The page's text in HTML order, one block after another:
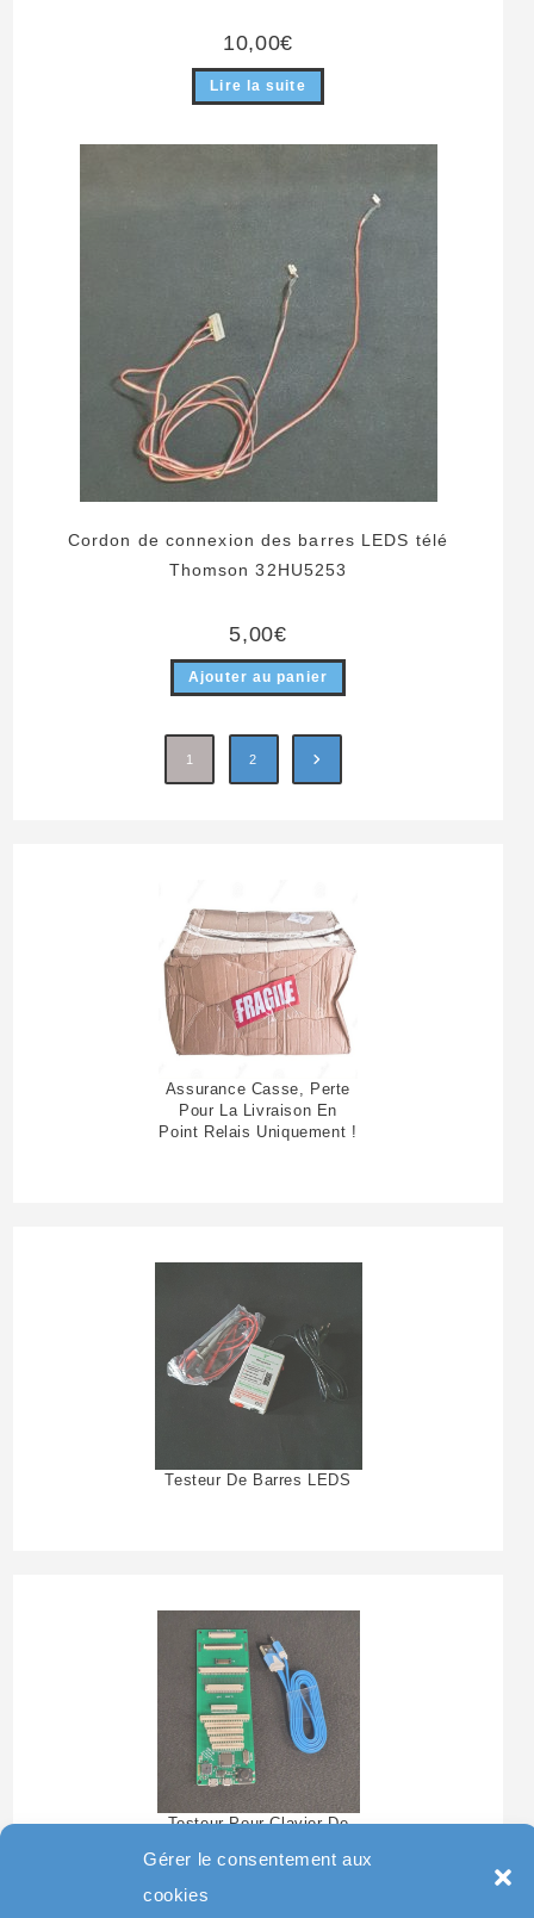
Gérer le consentement aux
cookies
10,00€
Lire la suite
Cordon de connexion des barres LEDS télé
Thomson 32HU5253
5,00€
Ajouter au panier
1 2
Assurance Casse, Perte
Pour La Livraison En
Point Relais Uniquement !
Testeur De Barres LEDS
Testeur Pour Clavier De